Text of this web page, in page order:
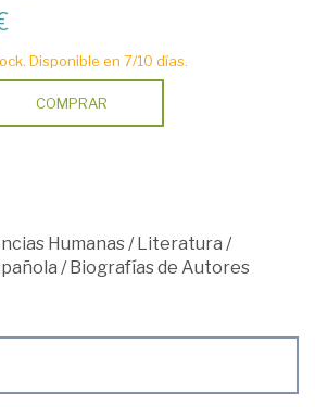
Disponible en 7/10 días.
COMPRAR
Humanas /Literatura /
/Biografías de Autores